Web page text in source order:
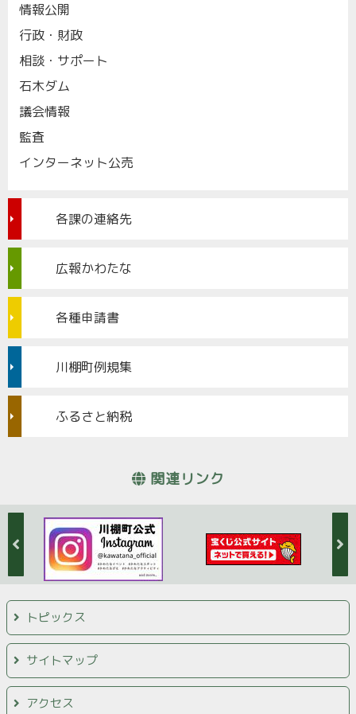
情報公開
行政・財政
相談・サポート
石木ダム
議会情報
監査
インターネット公売
各課の連絡先
広報かわたな
各種申請書
川棚町例規集
ふるさと納税
関連リンク
トピックス
サイトマップ
アクセス